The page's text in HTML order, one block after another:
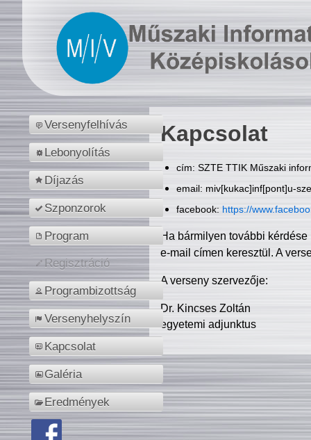
Versenyfelhívás
Lebonyolítás
Díjazás
Szponzorok
Program
Regisztráció
Programbizottság
Versenyhelyszín
Kapcsolat
Galéria
Eredmények
Kapcsolat
cím: SZTE TTIK Műszaki
email: miv[kukac]inf[pont]u-
facebook: https://
Ha bármilyen további
e-mail címen keresztül. A
A verseny szervezője:
Dr. Kincses Zoltán
egyetemi adjunktus